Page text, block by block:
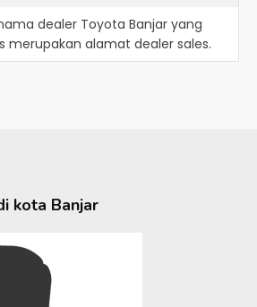
dealer Toyota Banjar yang
merupakan alamat dealer sales.
kota Banjar